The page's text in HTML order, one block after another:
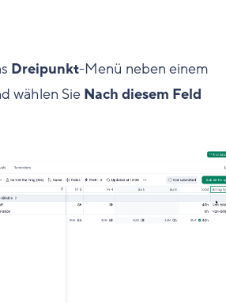
Dreipunkt-Menü neben einem
wählen Sie Nach diesem Feld